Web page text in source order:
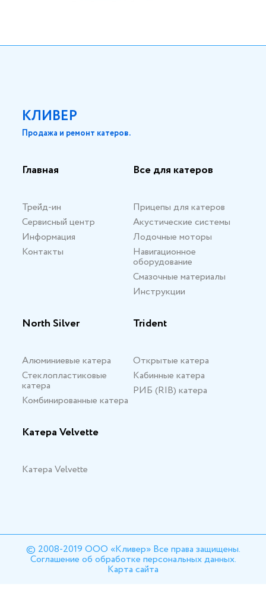
КЛИВЕР
Продажа и ремонт катеров.
Главная
Трейд-ин
Сервисный центр
Информация
Контакты
Все для катеров
Прицепы для катеров
Акустические системы
Лодочные моторы
Навигационное
оборудование
Смазочные материалы
Инструкции
North Silver
Алюминиевые катера
Стеклопластиковые
катера
Комбинированные катера
Trident
Открытые катера
Кабинные катера
РИБ (RIB) катера
Катера Velvette
Катера Velvette
© 2008-2019 ООО «Кливер» Все права защищены.
Соглашение об обработке персональных данных.
Карта сайта